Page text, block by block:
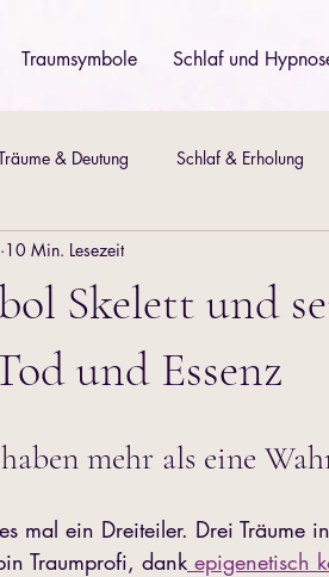
Traumsymbole Schlaf und
& Deutung Schlaf & Erholung
Ernährung & Körper
Skelett und
und Essenz
10 Min. Lesezeit
mehr als eine
mal ein Dreiteiler. Drei
Traumprofi, dank epigenetisch